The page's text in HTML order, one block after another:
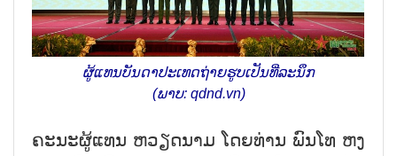
ຜູ້ແທນບັນດາປະເທດຖ່າຍຮູບເປັນທີ່ລະນຶກ
(ພາບ: qdnd.vn)
ຄະນະຜູ້ແທນ ຫວຽດນາມ ໂດຍທ່ານ ພົນໂທ ຫງ